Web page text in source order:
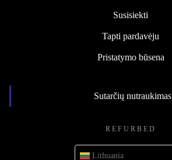
Susisiekti
Tapti pardavėju
Pristatymo būsena
Sutarčių nutraukimas
REFURBED
Lithuania